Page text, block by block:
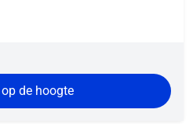
de hoogte